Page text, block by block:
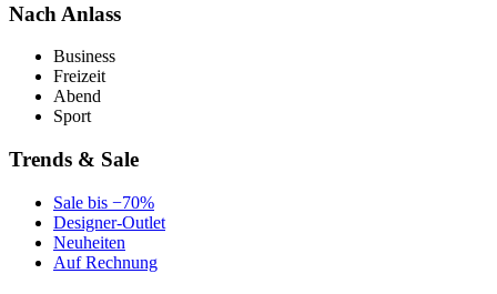
Nach Anlass
Business
Freizeit
Abend
Sport
Trends & Sale
Sale bis −70%
Designer-Outlet
Neuheiten
Auf Rechnung